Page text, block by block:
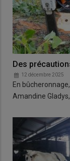
Des
12 décembre 2025
En
Amandine